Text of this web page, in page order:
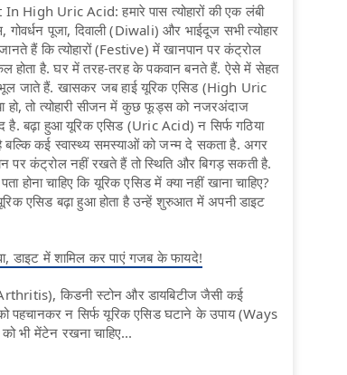
High Uric Acid: हमारे पास त्योहारों की एक लंबी
पूजा, दिवाली (Diwali) और भाईदूज सभी त्योहार
हैं कि त्योहारों (Festive) में खानपान पर कंट्रोल
होता है. घर में तरह-तरह के पकवान बनते हैं. ऐसे में सेहत
जाते हैं. खासकर जब हाई यूरिक एसिड (High Uric
हो, तो त्योहारी सीजन में कुछ फूड्स को नजरअंदाज
है. बढ़ा हुआ यूरिक एसिड (Uric Acid) न सिर्फ गठिया
बल्कि कई स्वास्थ्य समस्याओं को जन्म दे सकता है. अगर
पर कंट्रोल नहीं रखते हैं तो स्थिति और बिगड़ सकती है.
होना चाहिए कि यूरिक एसिड में क्या नहीं खाना चाहिए?
एसिड बढ़ा हुआ होता है उन्हें शुरुआत में अपनी डाइट
डाइट में शामिल कर पाएं गजब के फायदे!
(Arthritis), किडनी स्टोन और डायबिटीज जैसी कई
पहचानकर न सिर्फ यूरिक एसिड घटाने के उपाय (Ways
भी मेंटेन रखना चाहिए...